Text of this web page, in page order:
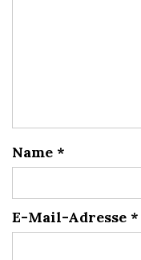
Name *
E-Mail-Adresse *